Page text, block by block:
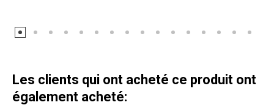
Les clients qui ont acheté ce produit ont
également acheté: